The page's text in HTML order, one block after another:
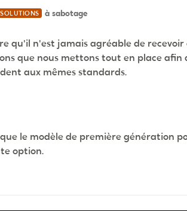
à sabotage
qu'il n'est jamais agréable de
que nous mettons tout en place afin
aux mêmes standards.
le modèle de première génération
option.